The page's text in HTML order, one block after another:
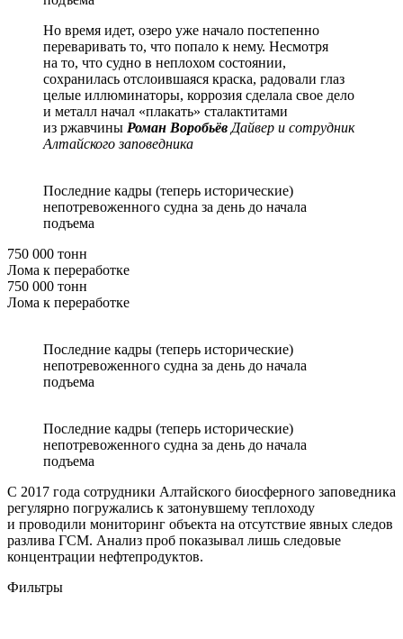
Но время идет, озеро уже начало постепенно
переваривать то, что попало к нему. Несмотря
на то, что судно в неплохом состоянии,
сохранилась отслоившаяся краска, радовали глаз
целые иллюминаторы, коррозия сделала свое дело
и металл начал «плакать» сталактитами
из ржавчины Роман Воробьёв Дайвер и сотрудник
Алтайского заповедника
Последние кадры (теперь исторические)
непотревоженного судна за день до начала
подъема
750 000 тонн
Лома к переработке
750 000 тонн
Лома к переработке
Последние кадры (теперь исторические)
непотревоженного судна за день до начала
подъема
Последние кадры (теперь исторические)
непотревоженного судна за день до начала
подъема
С 2017 года сотрудники Алтайского биосферного заповедника
регулярно погружались к затонувшему теплоходу
и проводили мониторинг объекта на отсутствие явных следов
разлива ГСМ. Анализ проб показывал лишь следовые
концентрации нефтепродуктов.
Фильтры